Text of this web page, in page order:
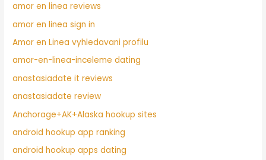
amor en linea reviews
amor en linea sign in
Amor en Linea vyhledavani profilu
amor-en-linea-inceleme dating
anastasiadate it reviews
anastasiadate review
Anchorage+AK+Alaska hookup sites
android hookup app ranking
android hookup apps dating